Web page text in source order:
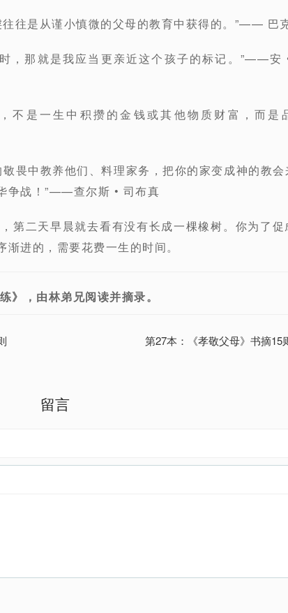
往是从谨小慎微的父母的教育中获得的。”—— 巴
，那就是我应当更亲近这个孩子的标记。”——安
不是一生中积攒的金钱或其他物质财富，而是
畏中教养他们、料理家务，把你的家变成神的教会
争战！”——查尔斯 • 司布真
第二天早晨就去看有没有长成一棵橡树。你为了促
进的，需要花费一生的时间。
》，由林弟兄阅读并摘录。
第27本：《孝敬父母》书摘15
留言